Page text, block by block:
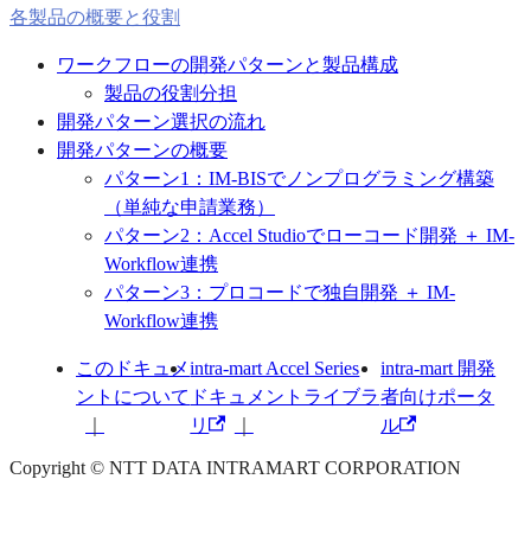
各製品の概要と役割
ワークフローの開発パターンと製品構成
製品の役割分担
開発パターン選択の流れ
開発パターンの概要
パターン1：IM-BISでノンプログラミング構築
（単純な申請業務）
パターン2：Accel Studioでローコード開発 ＋ IM-
Workflow連携
パターン3：プロコードで独自開発 ＋ IM-
Workflow連携
このドキュメ
ントについて
intra-mart Accel Series
ドキュメントライブラ
リ
intra-mart 開発
者向けポータ
ル
Copyright © NTT DATA INTRAMART CORPORATION